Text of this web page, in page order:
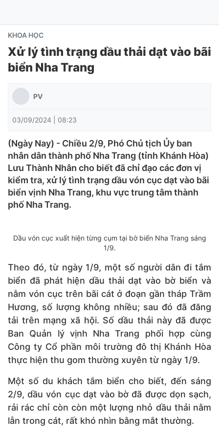
KHOA HỌC
Xử lý tình trạng dầu thải dạt vào bãi
biển Nha Trang
PV
03/09/2024 | 08:23
(Ngày Nay) - Chiều 2/9, Phó Chủ tịch Ủy ban
nhân dân thành phố Nha Trang (tỉnh Khánh Hòa)
Lưu Thành Nhân cho biết đã chỉ đạo các đơn vị
kiểm tra, xử lý tình trạng dầu vón cục dạt vào bãi
biển vịnh Nha Trang, khu vực trung tâm thành
phố Nha Trang.
Dầu vón cục xuất hiện từng cụm tại bờ biển Nha Trang sáng
1/9.
Theo đó, từ ngày 1/9, một số người dân đi tắm
biển đã phát hiện dầu thải dạt vào bờ biển và
nằm vón cục trên bãi cát ở đoạn gần tháp Trầm
Hương, số lượng không nhiều; sau đó đã đăng
tải trên mạng xã hội. Số dầu thải này đã được
Ban Quản lý vịnh Nha Trang phối hợp cùng
Công ty Cổ phần môi trường đô thị Khánh Hòa
thực hiện thu gom thường xuyên từ ngày 1/9.
Một số du khách tắm biển cho biết, đến sáng
2/9, dầu vón cục dạt vào bờ đã được dọn sạch,
rải rác chỉ còn còn một lượng nhỏ dầu thải nằm
lẫn trong cát, rất khó nhìn bằng mắt thường.